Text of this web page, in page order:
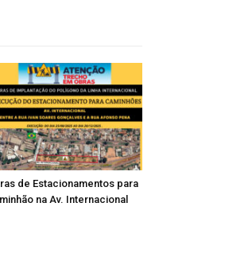
de Estacionamentos para
na Av. Internacional